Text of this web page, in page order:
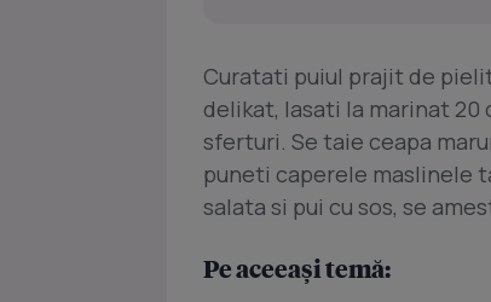
Curatati puiul prajit de
delikat, lasati la marinat
sferturi. Se taie ceapa
puneti caperele maslinele
salata si pui cu sos, se
Pe aceeași temă: